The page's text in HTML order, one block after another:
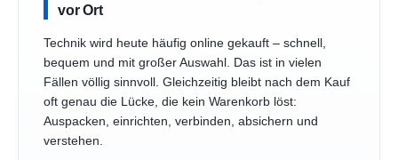
vor Ort
Technik wird heute häufig online gekauft – schnell,
bequem und mit großer Auswahl. Das ist in vielen
Fällen völlig sinnvoll. Gleichzeitig bleibt nach dem Kauf
oft genau die Lücke, die kein Warenkorb löst:
Auspacken, einrichten, verbinden, absichern und
verstehen.